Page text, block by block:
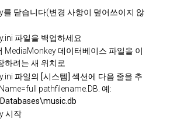
를 닫습니다(변경 사항이 덮어쓰이지 않
파일을 백업하세요
MediaMonkey 데이터베이스 파일을 이
하려는 새 위치로
파일의 [시스템] 섹션에 다음 줄을 추
pathfilename.DB. 예:
시작